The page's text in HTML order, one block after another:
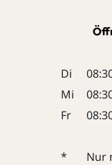
Di
Mi
Fr
*
Nur